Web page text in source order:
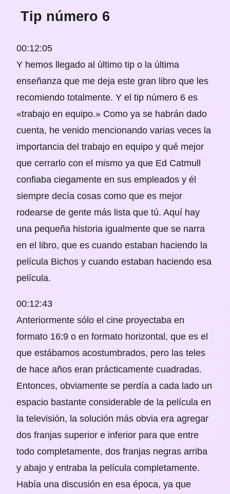
Tip número 6
00:12:05
Y hemos llegado al último tip o la última
enseñanza que me deja este gran libro que les
recomiendo totalmente. Y el tip número 6 es
«trabajo en equipo.» Como ya se habrán dado
cuenta, he venido mencionando varias veces la
importancia del trabajo en equipo y qué mejor
que cerrarlo con el mismo ya que Ed Catmull
confiaba ciegamente en sus empleados y él
siempre decía cosas como que es mejor
rodearse de gente más lista que tú. Aquí hay
una pequeña historia igualmente que se narra
en el libro, que es cuando estaban haciendo la
película Bichos y cuando estaban haciendo esa
película.
00:12:43
Anteriormente sólo el cine proyectaba en
formato 16:9 o en formato horizontal, que es el
que estábamos acostumbrados, pero las teles
de hace años eran prácticamente cuadradas.
Entonces, obviamente se perdía a cada lado un
espacio bastante considerable de la película en
la televisión, la solución más obvia era agregar
dos franjas superior e inferior para que entre
todo completamente, dos franjas negras arriba
y abajo y entraba la película completamente.
Había una discusión en esa época, ya que